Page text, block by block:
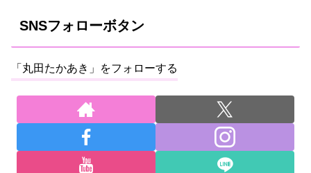
SNSフォローボタン
「丸田たかあき」をフォローする